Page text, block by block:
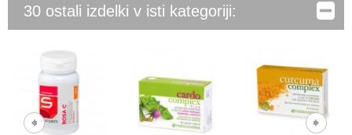
30 ostali izdelki v isti kategoriji: